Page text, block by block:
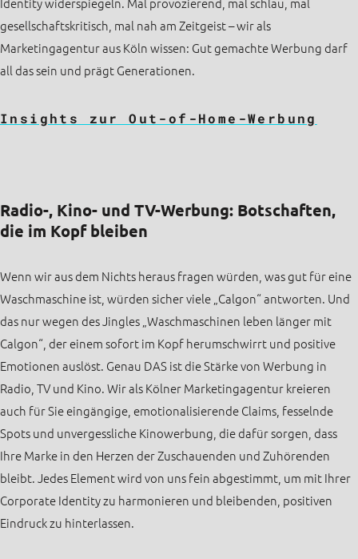
Identity widerspiegeln. Mal provozierend, mal schlau, mal
gesellschaftskritisch, mal nah am Zeitgeist – wir als
Marketingagentur aus Köln wissen: Gut gemachte Werbung darf
all das sein und prägt Generationen.
Insights zur Out-of-Home-Werbung
Radio-, Kino- und TV-Werbung: Botschaften,
die im Kopf bleiben
Wenn wir aus dem Nichts heraus fragen würden, was gut für eine
Waschmaschine ist, würden sicher viele „Calgon“ antworten. Und
das nur wegen des Jingles „Waschmaschinen leben länger mit
Calgon“, der einem sofort im Kopf herumschwirrt und positive
Emotionen auslöst. Genau DAS ist die Stärke von Werbung in
Radio, TV und Kino. Wir als Kölner Marketingagentur kreieren
auch für Sie eingängige, emotionalisierende Claims, fesselnde
Spots und unvergessliche Kinowerbung, die dafür sorgen, dass
Ihre Marke in den Herzen der Zuschauenden und Zuhörenden
bleibt. Jedes Element wird von uns fein abgestimmt, um mit Ihrer
Corporate Identity zu harmonieren und bleibenden, positiven
Eindruck zu hinterlassen.